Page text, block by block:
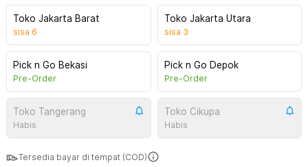
Toko Jakarta Barat
sisa 6
Toko Jakarta Utara
sisa 3
Pick n Go Bekasi
Pre-Order
Pick n Go Depok
Pre-Order
Toko Tangerang
Habis
Toko Cikupa
Habis
Tersedia bayar di tempat (COD)